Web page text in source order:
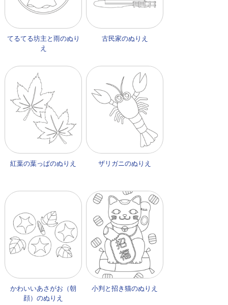
てるてる坊主と雨のぬり
え
古民家のぬりえ
紅葉の葉っぱのぬりえ ザリガニのぬりえ
かわいいあさがお（朝
顔）のぬりえ
小判と招き猫のぬりえ